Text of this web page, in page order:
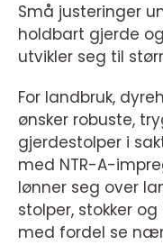
Små justeringer
holdbart gjerde
utvikler seg til
For landbruk,
ønsker robuste,
gjerdestolper i
med NTR-A-
lønner seg over
stolper, stokker
med fordel se